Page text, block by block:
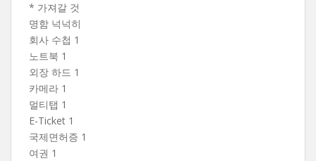
* 가져갈 것
명함 넉넉히
회사 수첩 1
노트북 1
외장 하드 1
카메라 1
멀티탭 1
E-Ticket 1
국제면허증 1
여권 1